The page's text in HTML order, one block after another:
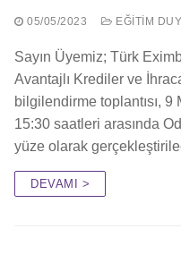
05/05/2023 EĞITIM
Sayın Üyemiz; Türk
Avantajlı Krediler ve
bilgilendirme toplantısı, 9
15:30 saatleri arasında
yüze olarak
DEVAMI >